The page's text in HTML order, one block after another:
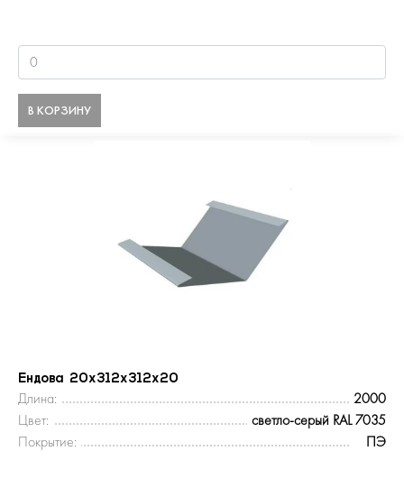
В КОРЗИНУ
Ендова 20х312х312х20
Длина:
2000
Цвет:
светло-серый RAL 7035
Покрытие:
ПЭ